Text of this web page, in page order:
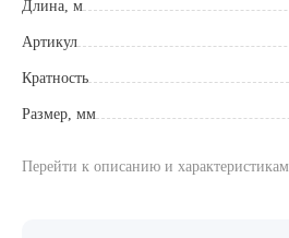
Длина, м
Артикул
Кратность
Размер, мм
Перейти к описанию и характеристикам